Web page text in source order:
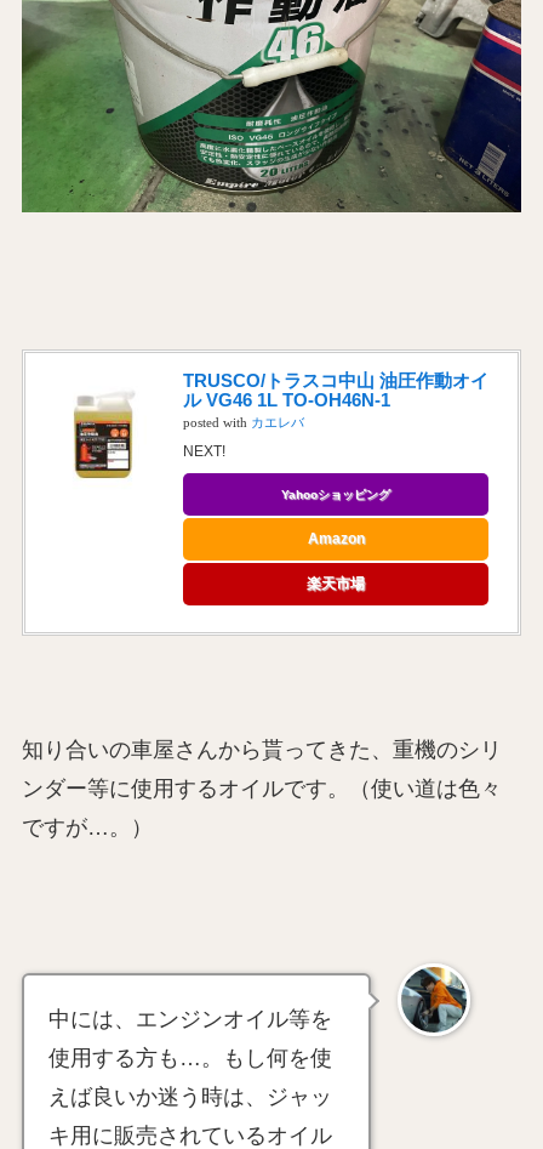
TRUSCO/トラスコ中山 油圧作動オイ
ル VG46 1L TO-OH46N-1
posted with カエレバ
NEXT!
Yahooショッピング
Amazon
楽天市場
知り合いの車屋さんから貰ってきた、重機のシリ
ンダー等に使用するオイルです。（使い道は色々
ですが…。）
中には、エンジンオイル等を
使用する方も…。もし何を使
えば良いか迷う時は、ジャッ
キ用に販売されているオイル